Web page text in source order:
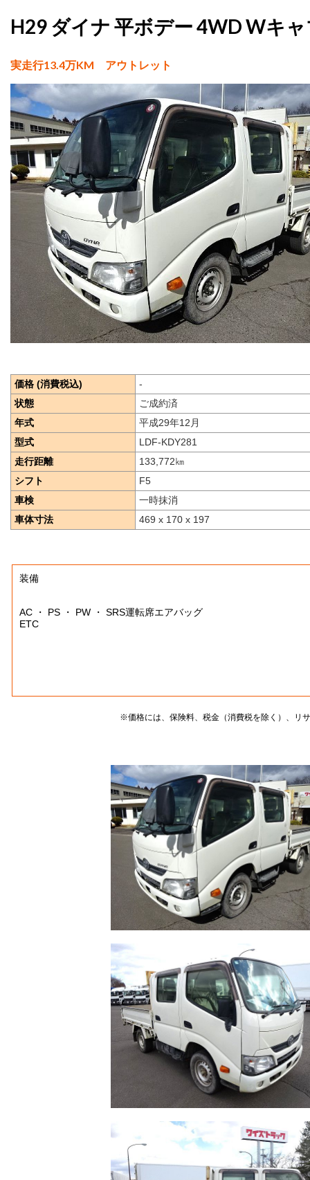
H29 ダイナ 平ボデー 4WD Wキ
実走行13.4万KM アウトレット
価格 (消費税込)
-
状態
ご成約済
年式
平成29年12月
型式
LDF-KDY281
走行距離
133,772㎞
シフト
F5
車検
一時抹消
車体寸法
469 x 170 x 197
装備
AC ・ PS ・ PW ・ SRS運転席エアバッグ
ETC
※価格には、保険料、税金（消費税を除く）、リ